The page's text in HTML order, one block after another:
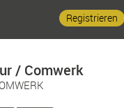
Registrieren
/ Comwerk